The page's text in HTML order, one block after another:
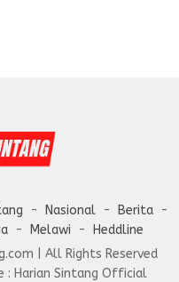
Nasional
Berita
Melawi
Heddline
| All Rights Reserved
: Harian Sintang Official